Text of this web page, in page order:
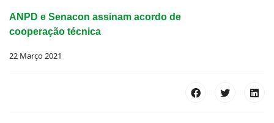
ANPD e Senacon assinam acordo de
cooperação técnica
22 Março 2021